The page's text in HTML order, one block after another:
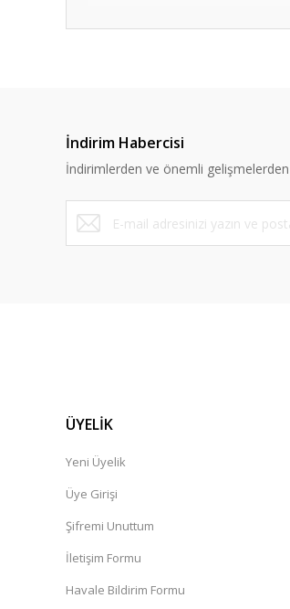
İndirim Habercisi
İndirimlerden ve önemli
ÜYELİK
Yeni Üyelik
Üye Girişi
Şifremi Unuttum
İletişim Formu
Havale Bildirim Formu